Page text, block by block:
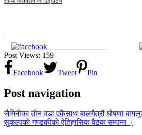
Post Views: 159
Facebook Tweet Pin
Post navigation
जैमिनीका तीन वडा एकैसाथ बालमैत्री घोषणा
सुकल्पकाे गण्डकीकाे ऐतिहासिक वैठक सम्पन्न ।